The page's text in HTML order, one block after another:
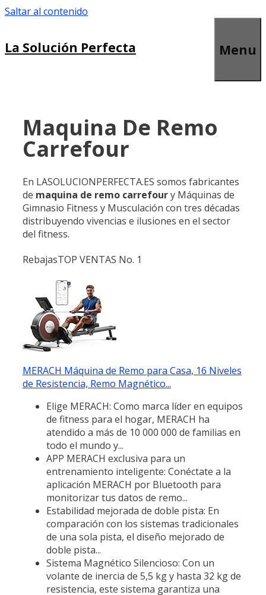
Saltar al contenido
La Solución Perfecta Menu
Maquina De Remo
Carrefour
En LASOLUCIONPERFECTA.ES somos fabricantes
de maquina de remo carrefoury Máquinas de
Gimnasio Fitness y Musculación con tres décadas
distribuyendo vivencias e ilusiones en el sector
del fitness.
RebajasTOP VENTAS No. 1
MERACH Máquina de Remo para Casa, 16 Niveles
de Resistencia, Remo Magnético...
Elige MERACH: Como marca líder en equipos
de fitness para el hogar, MERACH ha
atendido a más de 10 000 000 de familias en
todo el mundo y...
APP MERACH exclusiva para un
entrenamiento inteligente: Conéctate a la
aplicación MERACH por Bluetooth para
monitorizar tus datos de remo...
Estabilidad mejorada de doble pista: En
comparación con los sistemas tradicionales
de una sola pista, el diseño mejorado de
doble pista...
Sistema Magnético Silencioso: Con un
volante de inercia de 5,5 kg y hasta 32 kg de
resistencia, este sistema garantiza una